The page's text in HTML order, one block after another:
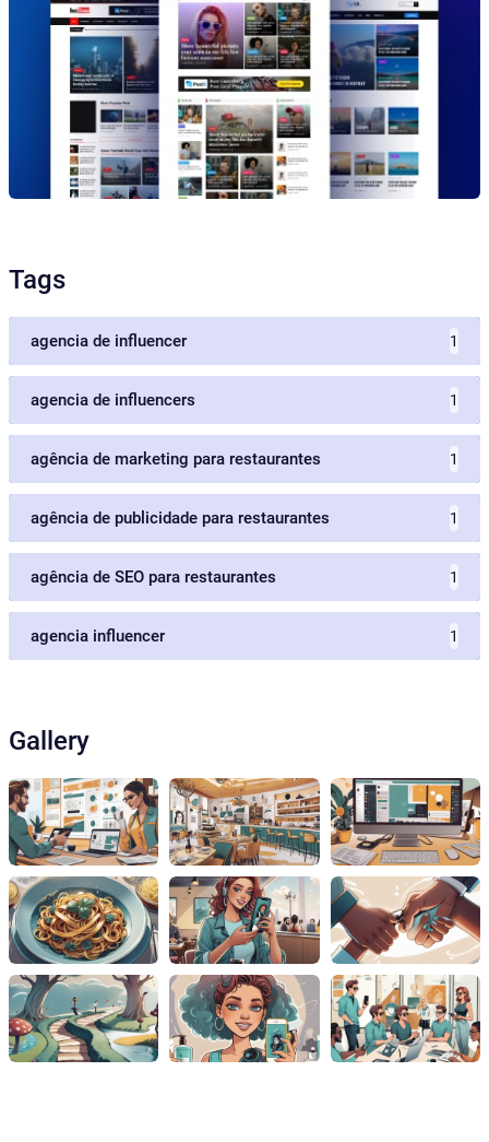
Tags
agencia de influencer 1
agencia de influencers 1
agência de marketing para restaurantes 1
agência de publicidade para restaurantes 1
agência de SEO para restaurantes 1
agencia influencer 1
Gallery